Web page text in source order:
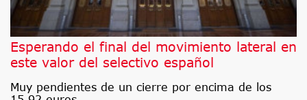
Esperando el final del movimiento lateral en
este valor del selectivo español
Muy pendientes de un cierre por encima de los